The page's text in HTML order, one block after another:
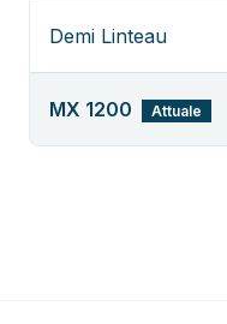
Demi Linteau
MX 1200 Attuale